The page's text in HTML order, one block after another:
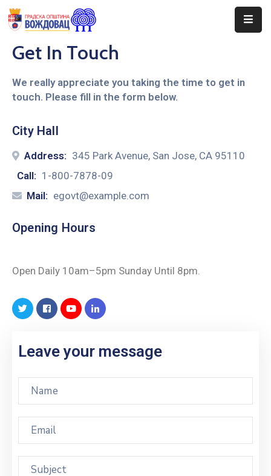
Почетна
Сале
Програми
Ценовник
Јавне
Get In Touch
We really appreciate you taking the time to get in
touch. Please fill in the form below.
City Hall
Address: 345 Park Avenue, San Jose, CA 95110
Call: 1-800-7878-09
Mail: egovt@example.com
Opening Hours
Open Daily 10am–5pm Sunday Until 8pm.
Leave your message